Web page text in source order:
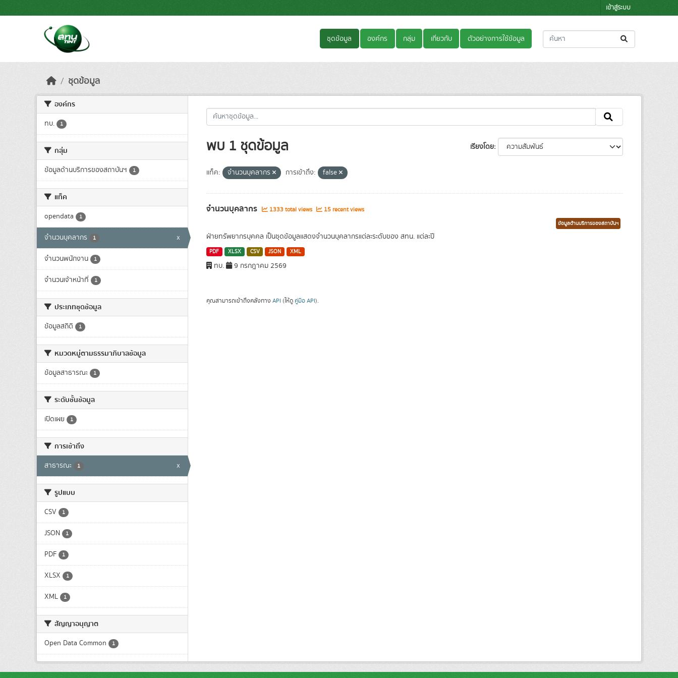
เข้าสู่ระบบ
ชุดข้อมูล องค์กร กลุ่ม เกี่ยวกับ ตัวอย่างการใช้ข้อมูล
ชุดข้อมูล
องค์กร
ทบ. 1
กลุ่ม
ข้อมูลด้านบริการของสถาบันฯ 1
แท็ค
opendata 1
จำนวนบุคลากร 1 x
จำนวนพนักงาน 1
จำนวนเจ้าหน้าที่ 1
ประเภทชุดข้อมูล
ข้อมูลสถิติ 1
หมวดหมู่ตามธรรมาภิบาลข้อมูล
ข้อมูลสาธารณะ 1
ระดับชั้นข้อมูล
เปิดเผย 1
การเข้าถึง
สาธารณะ 1 x
รูปแบบ
CSV 1
JSON 1
PDF 1
XLSX 1
XML 1
สัญญาอนุญาต
Open Data Common 1
เรียงโดย
พบ 1 ชุดข้อมูล
แท็ค: จำนวนบุคลากร การเข้าถึง: false
จำนวนบุคลากร 1333 total views 15 recent views
ข้อมูลด้านบริการของสถาบันฯ
ฝ่ายทรัพยากรบุคคล เป็นชุดข้อมูลแสดงจำนวนบุคลากรแต่ละระดับของ สทน. แต่ละปี
PDF XLSX CSV JSON XML
ทบ. 9 กรกฎาคม 2569
คุณสามารถเข้าถึงคลังทาง API (ให้ดู คู่มือ API).